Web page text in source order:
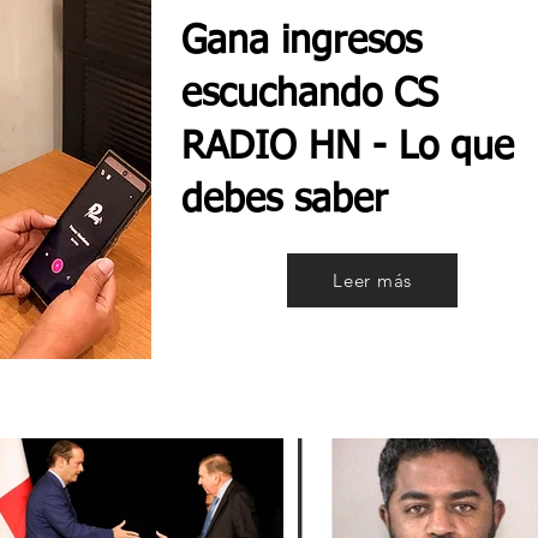
Gana ingresos
escuchando CS
RADIO HN - Lo que
debes saber
Leer más